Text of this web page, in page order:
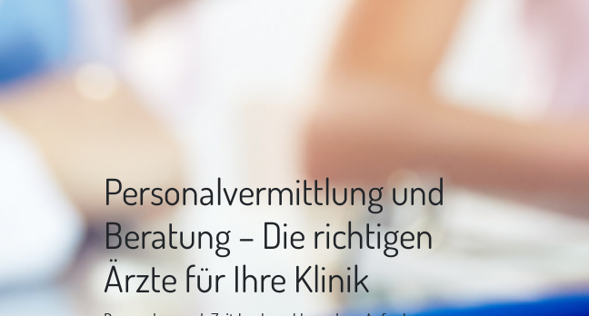
Personalvermittlung und
Beratung – Die richtigen
Ärzte für Ihre Klinik